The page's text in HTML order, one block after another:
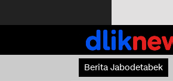
Berita Jabodetabek